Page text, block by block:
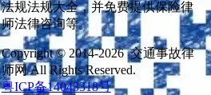
法规法规大全，并免费提供保险律
师法律咨询等。
Copyright © 2014-2026 交通事故律
师网 All Rights Reserved.
粤ICP备14043318号